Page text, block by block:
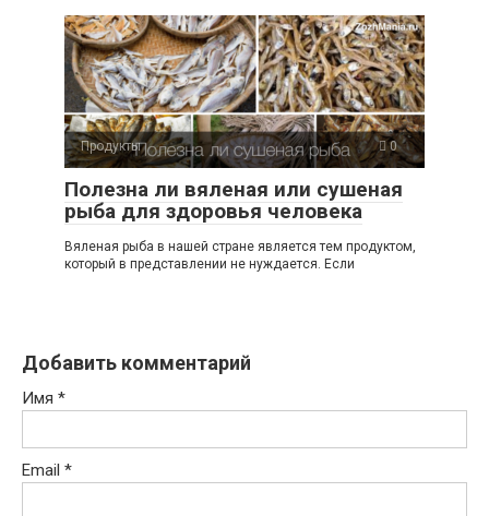
Продукты 0
Полезна ли вяленая или сушеная
рыба для здоровья человека
Вяленая рыба в нашей стране является тем продуктом,
который в представлении не нуждается. Если
Добавить комментарий
Имя *
Email *